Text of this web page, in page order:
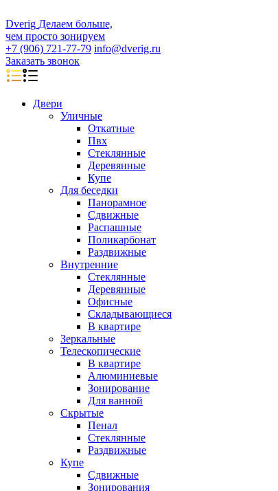
Dverig Делаем больше,
чем просто зонируем
+7 (906) 721-77-79 info@dverig.ru
Заказать звонок
Двери
Уличные
Откатные
Пвх
Стеклянные
Деревянные
Купе
Для беседки
Панорамное
Сдвижные
Распашные
Поликарбонат
Раздвижные
Внутренние
Стеклянные
Деревянные
Офисные
Складывающиеся
В квартире
Зеркальные
Телескопические
В квартире
Алюминиевые
Зонирование
Для ванной
Скрытые
Пенал
Стеклянные
Раздвижные
Купе
Сдвижные
Зонирования